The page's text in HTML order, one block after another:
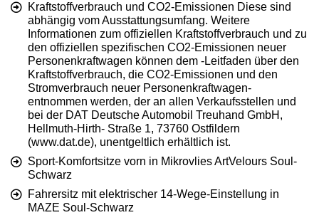
Kraftstoffverbrauch und CO2-Emissionen Diese sind
abhängig vom Ausstattungsumfang. Weitere
Informationen zum offiziellen Kraftstoffverbrauch und zu
den offiziellen spezifischen CO2-Emissionen neuer
Personenkraftwagen können dem -Leitfaden über den
Kraftstoffverbrauch, die CO2-Emissionen und den
Stromverbrauch neuer Personenkraftwagen-
entnommen werden, der an allen Verkaufsstellen und
bei der DAT Deutsche Automobil Treuhand GmbH,
Hellmuth-Hirth- Straße 1, 73760 Ostfildern
(www.dat.de), unentgeltlich erhältlich ist.
Sport-Komfortsitze vorn in Mikrovlies ArtVelours Soul-
Schwarz
Fahrersitz mit elektrischer 14-Wege-Einstellung in
MAZE Soul-Schwarz